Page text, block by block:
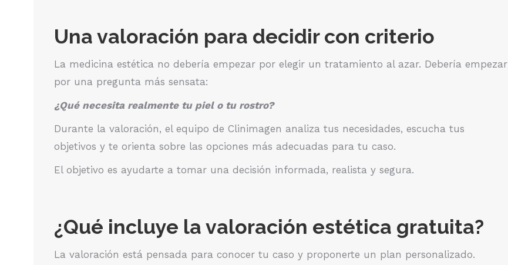
Una valoración para decidir con criterio
La medicina estética no debería empezar por elegir un tratamiento al azar. Debería empezar
por una pregunta más sensata:
¿Qué necesita realmente tu piel o tu rostro?
Durante la valoración, el equipo de Clinimagen analiza tus necesidades, escucha tus
objetivos y te orienta sobre las opciones más adecuadas para tu caso.
El objetivo es ayudarte a tomar una decisión informada, realista y segura.
¿Qué incluye la valoración estética gratuita?
La valoración está pensada para conocer tu caso y proponerte un plan personalizado.